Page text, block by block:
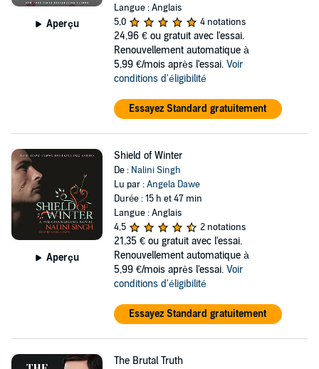
Aperçu
Langue : Anglais
5,0
4 notations
24,96 € ou gratuit avec l'essai.
Renouvellement automatique à
5,99 €/mois après l'essai. Voir
conditions d'éligibilité
Essayez Standard gratuitement
Aperçu
Shield of Winter
De : Nalini Singh
Lu par :Angela Dawe
Durée : 15 h et 47 min
Langue : Anglais
4,5
2 notations
21,35 € ou gratuit avec l'essai.
Renouvellement automatique à
5,99 €/mois après l'essai. Voir
conditions d'éligibilité
Essayez Standard gratuitement
The Brutal Truth